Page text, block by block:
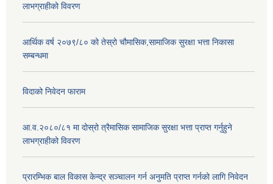
लाभग्राहीको विवरण
आर्थिक वर्ष २०७९/८० को तेस्रो चौमासिक,सामाजिक सुरक्षा भत्ता निकासा
सम्बन्धमा
विदाको निवेदन फाराम
आ.व.२०८०/८१ मा दोस्रो त्रैमासिक सामाजिक सुरक्षा भत्ता प्राप्त गर्नुहुने
लाभग्राहीको विवरण
प्रारम्भिक बाल विकास केन्द्र सञ्चालन गर्न अनुमति प्राप्त गर्नको लागि निवेदन